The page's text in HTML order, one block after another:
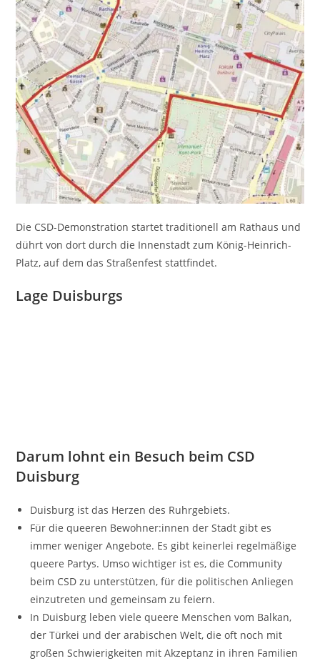
Die CSD-Demonstration startet traditionell am Rathaus und
dührt von dort durch die Innenstadt zum König-Heinrich-
Platz, auf dem das Straßenfest stattfindet.
Lage Duisburgs
Darum lohnt ein Besuch beim CSD
Duisburg
Duisburg ist das Herzen des Ruhrgebiets.
Für die queeren Bewohner:innen der Stadt gibt es
immer weniger Angebote. Es gibt keinerlei regelmäßige
queere Partys. Umso wichtiger ist es, die Community
beim CSD zu unterstützen, für die politischen Anliegen
einzutreten und gemeinsam zu feiern.
In Duisburg leben viele queere Menschen vom Balkan,
der Türkei und der arabischen Welt, die oft noch mit
großen Schwierigkeiten mit Akzeptanz in ihren Familien